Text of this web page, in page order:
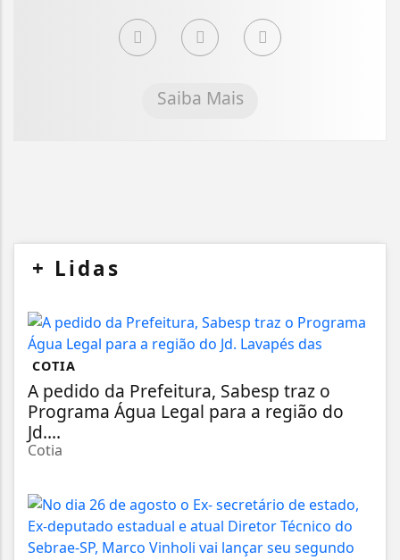
Saiba Mais
+ Lidas
COTIA
A pedido da Prefeitura, Sabesp traz o
Programa Água Legal para a região do
Jd....
Cotia